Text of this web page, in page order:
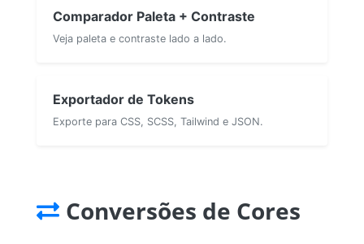
Comparador Paleta + Contraste
Veja paleta e contraste lado a lado.
Exportador de Tokens
Exporte para CSS, SCSS, Tailwind e JSON.
Conversões de Cores